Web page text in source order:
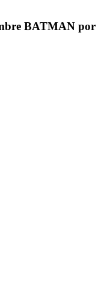
BATMAN por